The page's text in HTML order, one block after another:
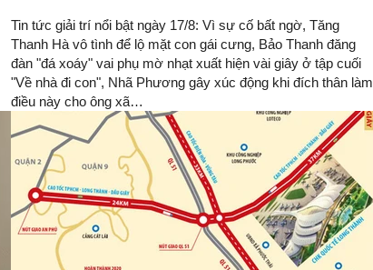
Tin tức giải trí nổi bật ngày 17/8: Vì sự cố bất ngờ, Tăng
Thanh Hà vô tình để lộ mặt con gái cưng, Bảo Thanh đăng
đàn "đá xoáy" vai phụ mờ nhạt xuất hiện vài giây ở tập cuối
"Về nhà đi con", Nhã Phương gây xúc động khi đích thân làm
điều này cho ông xã…